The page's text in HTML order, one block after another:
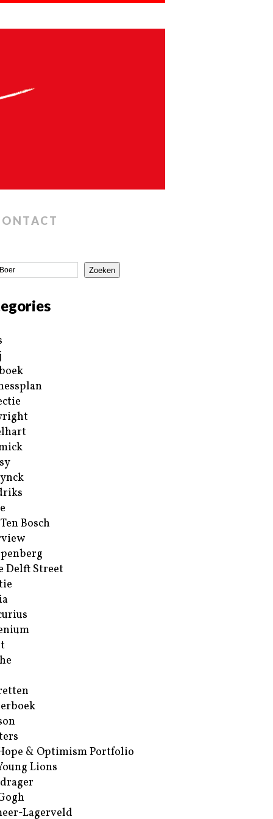
Zoeken
Bosch
Delft Street
& Optimism Portfolio
Lions
Lagerveld